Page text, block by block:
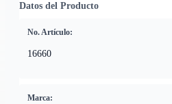
Datos del Producto
No. Artículo:
16660
Marca: